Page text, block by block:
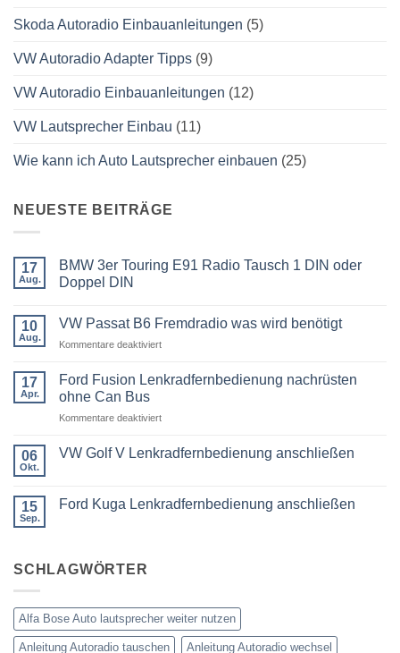
Skoda Autoradio Einbauanleitungen (5)
VW Autoradio Adapter Tipps (9)
VW Autoradio Einbauanleitungen (12)
VW Lautsprecher Einbau (11)
Wie kann ich Auto Lautsprecher einbauen (25)
NEUESTE BEITRÄGE
17
Aug.
BMW 3er Touring E91 Radio Tausch 1 DIN oder
Doppel DIN
zu
3er
Radio
Tausch
1
DIN
DIN
10
Aug.
VW Passat B6 Fremdradio was wird benötigt
Kommentare deaktiviertfür
Passat
was
benötigt
17
Apr.
Ford Fusion Lenkradfernbedienung nachrüsten
ohne Can Bus
Kommentare deaktiviertfür
Fusion
Can
06
Okt.
VW Golf V Lenkradfernbedienung anschließen
VW
15
Sep.
Ford Kuga Lenkradfernbedienung anschließen
Kuga
SCHLAGWÖRTER
Alfa Bose Auto lautsprecher weiter nutzen
Anleitung Autoradio tauschen Anleitung Autoradio wechsel